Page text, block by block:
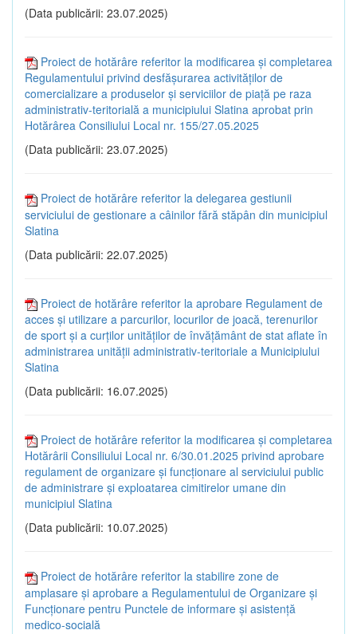
(Data publicării: 23.07.2025)
Proiect de hotărâre referitor la modificarea și completarea
Regulamentului privind desfășurarea activităților de
comercializare a produselor și serviciilor de piață pe raza
administrativ-teritorială a municipiului Slatina aprobat prin
Hotărârea Consiliului Local nr. 155/27.05.2025
(Data publicării: 23.07.2025)
Proiect de hotărâre referitor la delegarea gestiunii
serviciului de gestionare a câinilor fără stăpân din municipiul
Slatina
(Data publicării: 22.07.2025)
Proiect de hotărâre referitor la aprobare Regulament de
acces și utilizare a parcurilor, locurilor de joacă, terenurilor
de sport și a curților unităților de învățământ de stat aflate în
administrarea unității administrativ-teritoriale a Municipiului
Slatina
(Data publicării: 16.07.2025)
Proiect de hotărâre referitor la modificarea și completarea
Hotărârii Consiliului Local nr. 6/30.01.2025 privind aprobare
regulament de organizare și funcționare al serviciului public
de administrare și exploatarea cimitirelor umane din
municipiul Slatina
(Data publicării: 10.07.2025)
Proiect de hotărâre referitor la stabilire zone de
amplasare și aprobare a Regulamentului de Organizare și
Funcționare pentru Punctele de informare și asistență
medico-socială